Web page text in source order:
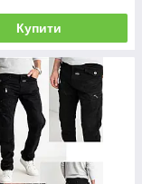
Купити